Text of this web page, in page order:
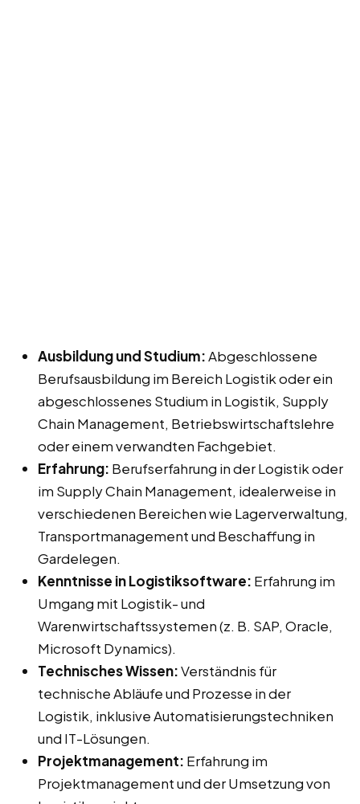
Ausbildung und Studium:Abgeschlossene
Berufsausbildung im Bereich Logistik oder ein
abgeschlossenes Studium in Logistik, Supply
Chain Management, Betriebswirtschaftslehre
oder einem verwandten Fachgebiet.
Erfahrung: Berufserfahrung in der Logistik oder
im Supply Chain Management, idealerweise in
verschiedenen Bereichen wie Lagerverwaltung,
Transportmanagement und Beschaffung in
Gardelegen.
Kenntnisse in Logistiksoftware: Erfahrung im
Umgang mit Logistik- und
Warenwirtschaftssystemen (z. B. SAP, Oracle,
Microsoft Dynamics).
Technisches Wissen:Verständnis für
technische Abläufe und Prozesse in der
Logistik, inklusive Automatisierungstechniken
und IT-Lösungen.
Projektmanagement: Erfahrung im
Projektmanagement und der Umsetzung von